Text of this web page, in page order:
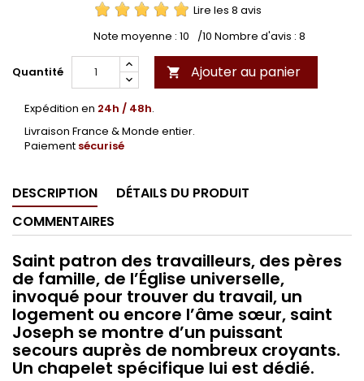
Lire les 8 avis
Note moyenne : 10 /10 Nombre d'avis : 8
Quantité  Ajouter au panier
Expédition en 24h / 48h.
Livraison France & Monde entier.
Paiement sécurisé
DESCRIPTION
DÉTAILS DU PRODUIT
COMMENTAIRES
Saint patron des travailleurs, des pères
de famille, de l’Église universelle,
invoqué pour trouver du travail, un
logement ou encore l’âme sœur, saint
Joseph se montre d’un puissant
secours auprès de nombreux croyants.
Un chapelet spécifique lui est dédié.